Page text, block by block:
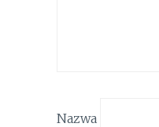
Nazwa